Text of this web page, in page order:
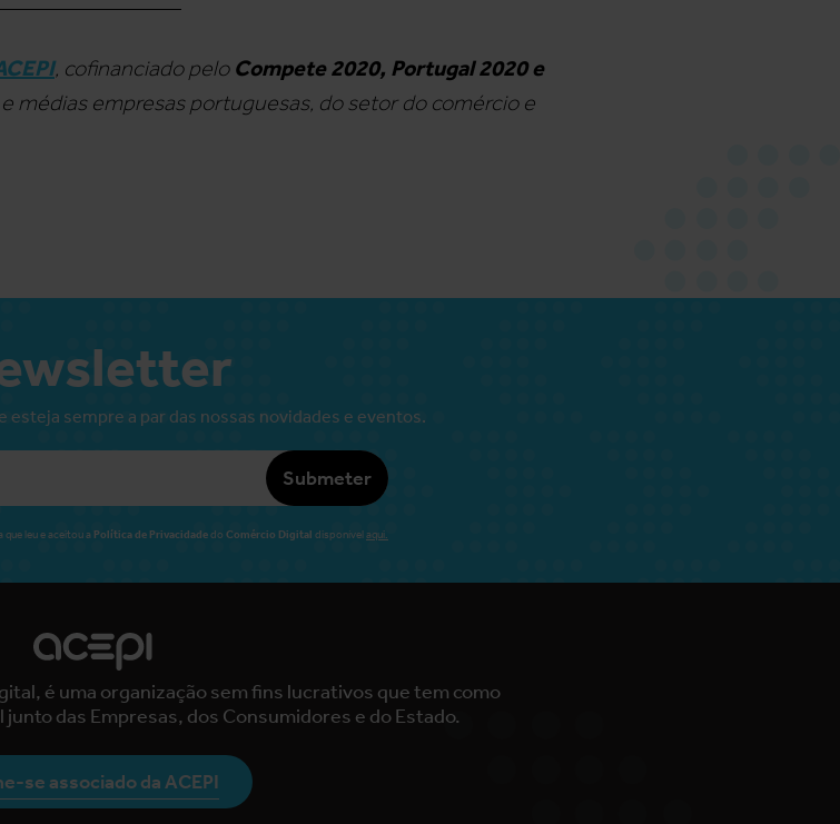
, cofinanciado pelo Compete 2020, Portugal 2020 e
médias empresas portuguesas, do setor do comércio e
esteja sempre a par das nossas novidades e eventos.
Submeter
leu e aceitou a Política de Privacidadedo Comércio Digital disponívelaqui.
é uma organização sem fins lucrativos que tem como
das Empresas, dos Consumidores e do Estado.
se associado da ACEPI